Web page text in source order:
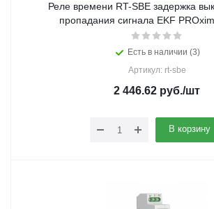
Реле времени RT-SBE задержка
пропадания сигнала EKF
Есть в наличии (3)
Артикул: rt-sbe
2 446.62 руб./шт
В корзину